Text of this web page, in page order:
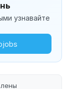
узнавайте